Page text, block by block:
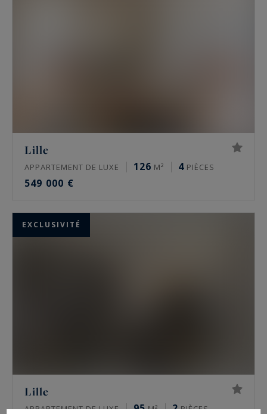
Lille
APPARTEMENT DE LUXE 126 M² 4 PIÈCES
549 000 €
EXCLUSIVITÉ
Lille
APPARTEMENT DE LUXE 95M² 2PIÈCES